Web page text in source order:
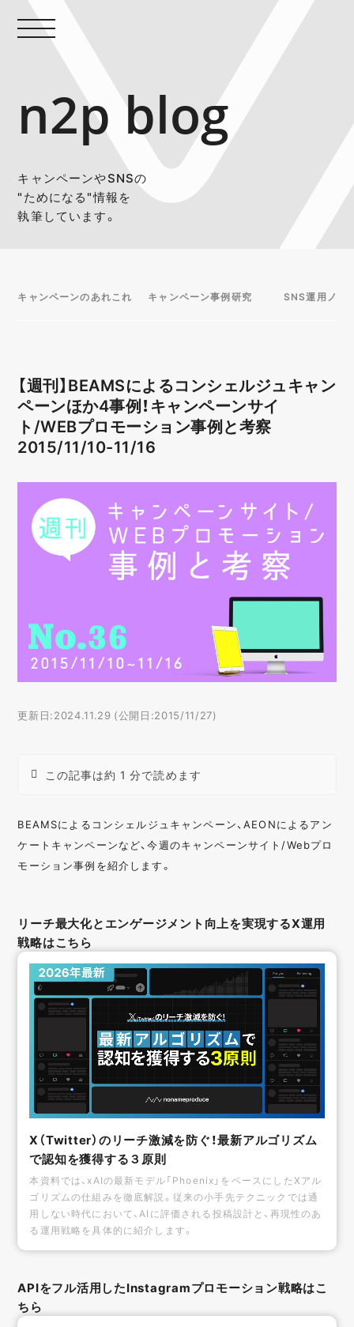
n2p blog
キャンペーンやSNSの
"ためになる"情報を
執筆しています。
キャンペーンのあれこれ キャンペーン事例研究 SNS運用ノウ
【週刊】BEAMSによるコンシェルジュキャン
ペーンほか4事例！キャンペーンサイ
ト/WEBプロモーション事例と考察
2015/11/10-11/16
更新日:2024.11.29 (公開日:2015/11/27)
この記事は約 1 分で読めます
BEAMSによるコンシェルジュキャンペーン、AEONによるアン
ケートキャンペーンなど、今週のキャンペーンサイト/Webプロ
モーション事例を紹介します。
リーチ最大化とエンゲージメント向上を実現するX運用
戦略はこちら
X（Twitter）のリーチ激減を防ぐ！最新アルゴリズム
で認知を獲得する３原則
本資料では、xAIの最新モデル「Phoenix」をベースにしたXアル
ゴリズムの仕組みを徹底解説。従来の小手先テクニックでは通
用しない時代において、AIに評価される投稿設計と、再現性のあ
る運用戦略を具体的に紹介します。
APIをフル活用したInstagramプロモーション戦略はこ
ちら